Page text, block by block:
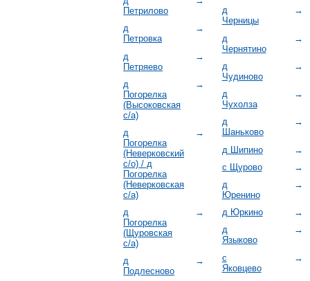
Петрилово
→
д
Петровка
→
д
Петряево
→
д
Погорелка
(Высоковская
с/а)
→
д
Погорелка
(Неверковский
с/о) / д
Погорелка
(Неверковская
с/а)
→
д
Погорелка
(Щуровская
с/а)
→
д
Подлесново
→
д
Черницы
→
д
Чернятино
→
д
Чудиново
→
д
Чухолза
→
д
Шаньково
→
д Шипино
→
с Щурово
→
д
Юренино
→
д Юркино
→
д
Языково
→
с
Яковцево